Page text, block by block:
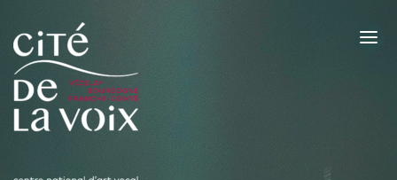
Skip
content